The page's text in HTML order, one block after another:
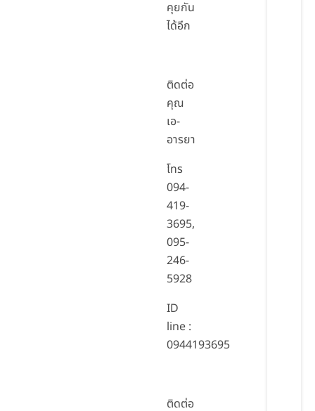
คุยกัน
ได้อีก
ติดต่อ
คุณ
เอ-
อารยา
โทร
094-
419-
3695,
095-
246-
5928
ID
line :
0944193695
ติดต่อ